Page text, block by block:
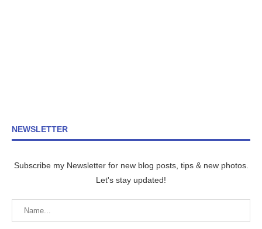
NEWSLETTER
Subscribe my Newsletter for new blog posts, tips & new photos.
Let's stay updated!